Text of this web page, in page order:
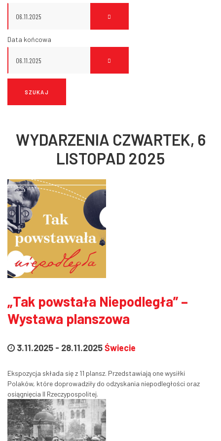
Data końcowa
WYDARZENIA CZWARTEK, 6
LISTOPAD 2025
„Tak powstała Niepodległa” –
Wystawa planszowa
3.11.2025 - 28.11.2025Świecie
Ekspozycja składa się z 11 plansz. Przedstawiają one wysiłki
Polaków, które doprowadziły do odzyskania niepodległości oraz
osiągnięcia II Rzeczypospolitej.